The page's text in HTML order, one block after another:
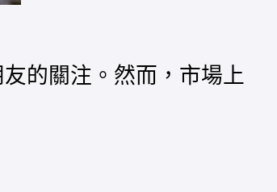
的關注。然而，市場上